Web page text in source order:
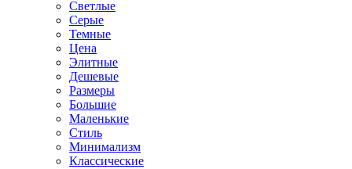
Светлые
Серые
Темные
Цена
Элитные
Дешевые
Размеры
Большие
Маленькие
Стиль
Минимализм
Классические